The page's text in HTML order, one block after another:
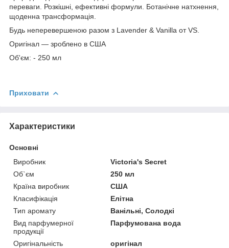
переваги. Розкішні, ефективні формули. Ботанічне натхнення,
щоденна трансформація.
Будь неперевершеною разом з Lavender & Vanilla от VS.
Оригінал — зроблено в США
Об'єм: - 250 мл
Приховати
Характеристики
Основні
Виробник
Victoria's Secret
Об`єм
250 мл
Країна виробник
США
Класифікація
Елітна
Тип аромату
Ванільні, Солодкі
Вид парфумерної
продукції
Парфумована вода
Оригінальність оригінал